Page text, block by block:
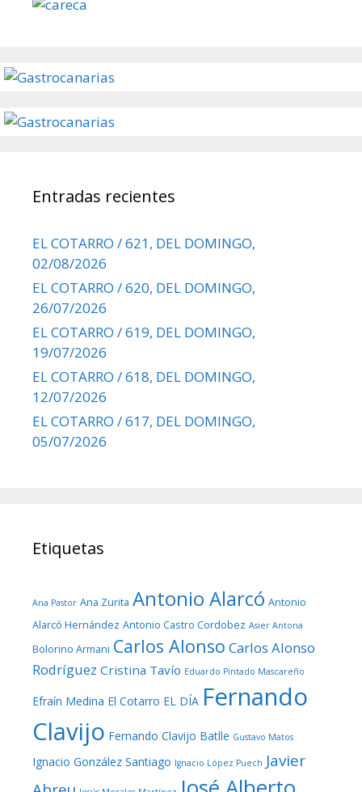
Entradas recientes
EL COTARRO / 621, DEL DOMINGO,
02/08/2026
EL COTARRO / 620, DEL DOMINGO,
26/07/2026
EL COTARRO / 619, DEL DOMINGO,
19/07/2026
EL COTARRO / 618, DEL DOMINGO,
12/07/2026
EL COTARRO / 617, DEL DOMINGO,
05/07/2026
Etiquetas
Ana Pastor Ana Zurita Antonio Alarcó Antonio
Alarcó Hernández Antonio Castro Cordobez Asier Antona
Bolorino Armani Carlos Alonso Carlos Alonso
Rodríguez Cristina Tavío Eduardo Pintado Mascareño
Efraín Medina El Cotarro EL DÍA Fernando
Clavijo Fernando Clavijo Batlle Gustavo Matos
Ignacio González Santiago Ignacio López Puech Javier